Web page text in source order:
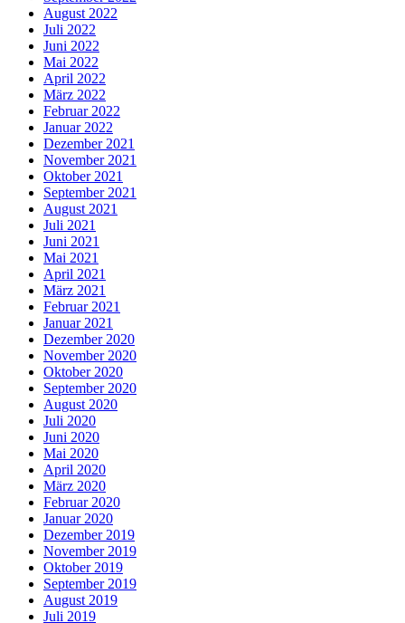
August 2022
Juli 2022
Juni 2022
Mai 2022
April 2022
März 2022
Februar 2022
Januar 2022
Dezember 2021
November 2021
Oktober 2021
September 2021
August 2021
Juli 2021
Juni 2021
Mai 2021
April 2021
März 2021
Februar 2021
Januar 2021
Dezember 2020
November 2020
Oktober 2020
September 2020
August 2020
Juli 2020
Juni 2020
Mai 2020
April 2020
März 2020
Februar 2020
Januar 2020
Dezember 2019
November 2019
Oktober 2019
September 2019
August 2019
Juli 2019